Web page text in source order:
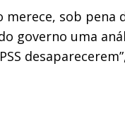
merece, sob pena
governo uma